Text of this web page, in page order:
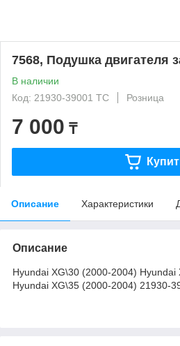
7568, Подушка двигателя
В наличии
Код: 21930-39001 TC
Розница
7 000 ₸
Описание Характеристики
Описание
Hyundai XG\30 (2000-2004) Hyundai
Hyundai XG\35 (2000-2004) 21930-